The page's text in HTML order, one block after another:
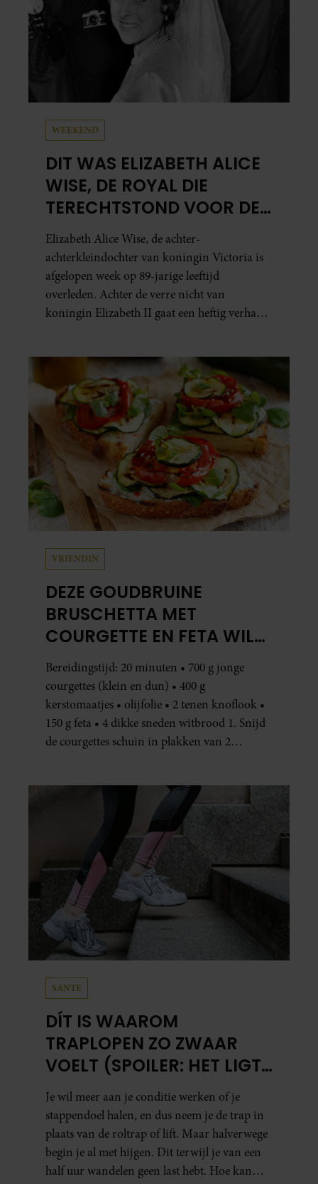
WEEKEND
DIT WAS ELIZABETH ALICE
WISE, DE ROYAL DIE
TERECHTSTOND VOOR DE
DOOD VAN HAAR BABY
Elizabeth Alice Wise, de achter-
achterkleindochter van koningin Victoria is
afgelopen week op 89-jarige leeftijd
overleden. Achter de verre nicht van
koningin Elizabeth II gaat een heftig verhaal
VRIENDIN
DEZE GOUDBRUINE
BRUSCHETTA MET
COURGETTE EN FETA WIL
JE METEEN MAKEN
Bereidingstijd: 20 minuten • 700 g jonge
courgettes (klein en dun) • 400 g
kerstomaatjes • olijfolie • 2 tenen knoflook •
150 g feta • 4 dikke sneden witbrood 1. Snijd
de courgettes schuin in plakken van 2
SANTE
DÍT IS WAAROM
TRAPLOPEN ZO ZWAAR
VOELT (SPOILER: HET LIGT
NIET AAN JE CONDITIE)
Je wil meer aan je conditie werken of je
stappendoel halen, en dus neem je de trap in
plaats van de roltrap of lift. Maar halverwege
begin je al met hijgen. Dit terwijl je van een
half uur wandelen geen last hebt. Hoe kan